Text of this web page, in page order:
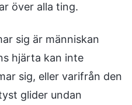
över alla ting.
sig är människan
hjärta kan inte
sig, eller varifrån den
glider undan